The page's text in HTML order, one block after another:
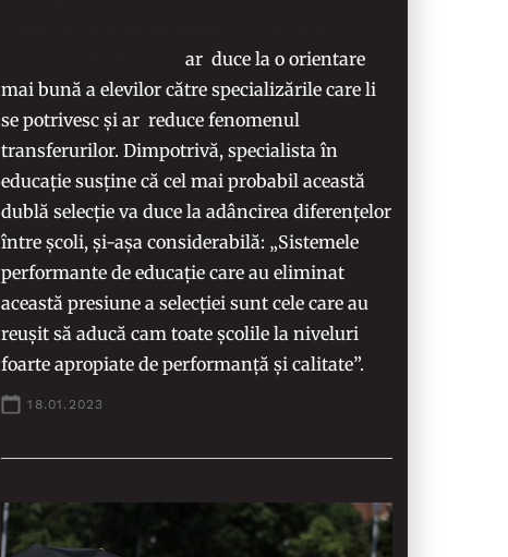
ar duce la o orientare
mai bună a elevilor către specializările care li
se potrivesc și ar reduce fenomenul
transferurilor. Dimpotrivă, specialista în
educație susține că cel mai probabil această
dublă selecție va duce la adâncirea diferențelor
între școli, și-așa considerabilă: „Sistemele
performante de educație care au eliminat
această presiune a selecției sunt cele care au
reușit să aducă cam toate școlile la niveluri
foarte apropiate de performanță și calitate”.
18.01.2023